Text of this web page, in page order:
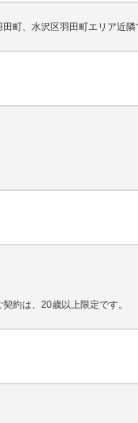
町、水沢区羽田町エリア近
約は、20歳以上限定です。